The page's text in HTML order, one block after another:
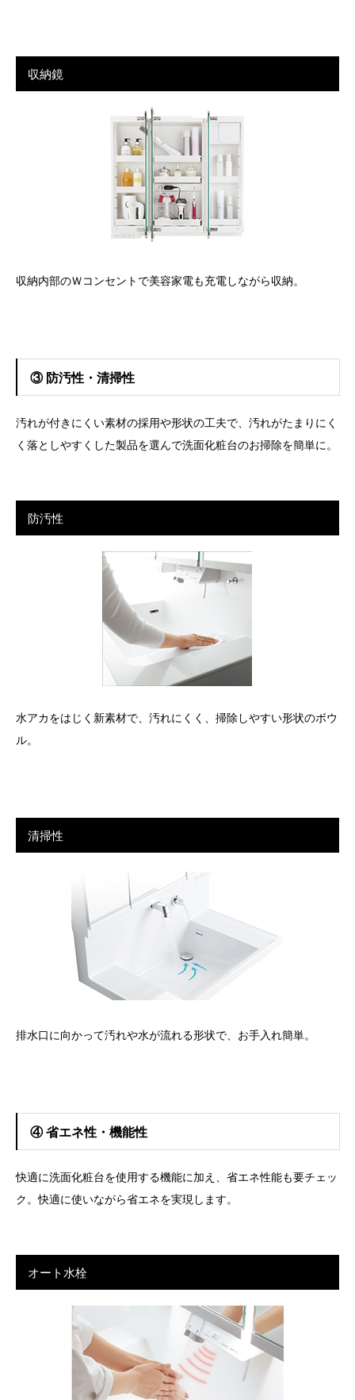
収納鏡
収納内部のＷコンセントで美容家電も充電しながら収納。
③ 防汚性・清掃性
汚れが付きにくい素材の採用や形状の工夫で、汚れがたまりにく
く落としやすくした製品を選んで洗面化粧台のお掃除を簡単に。
防汚性
水アカをはじく新素材で、汚れにくく、掃除しやすい形状のボウ
ル。
清掃性
排水口に向かって汚れや水が流れる形状で、お手入れ簡単。
④ 省エネ性・機能性
快適に洗面化粧台を使用する機能に加え、省エネ性能も要チェッ
ク。快適に使いながら省エネを実現します。
オート水栓